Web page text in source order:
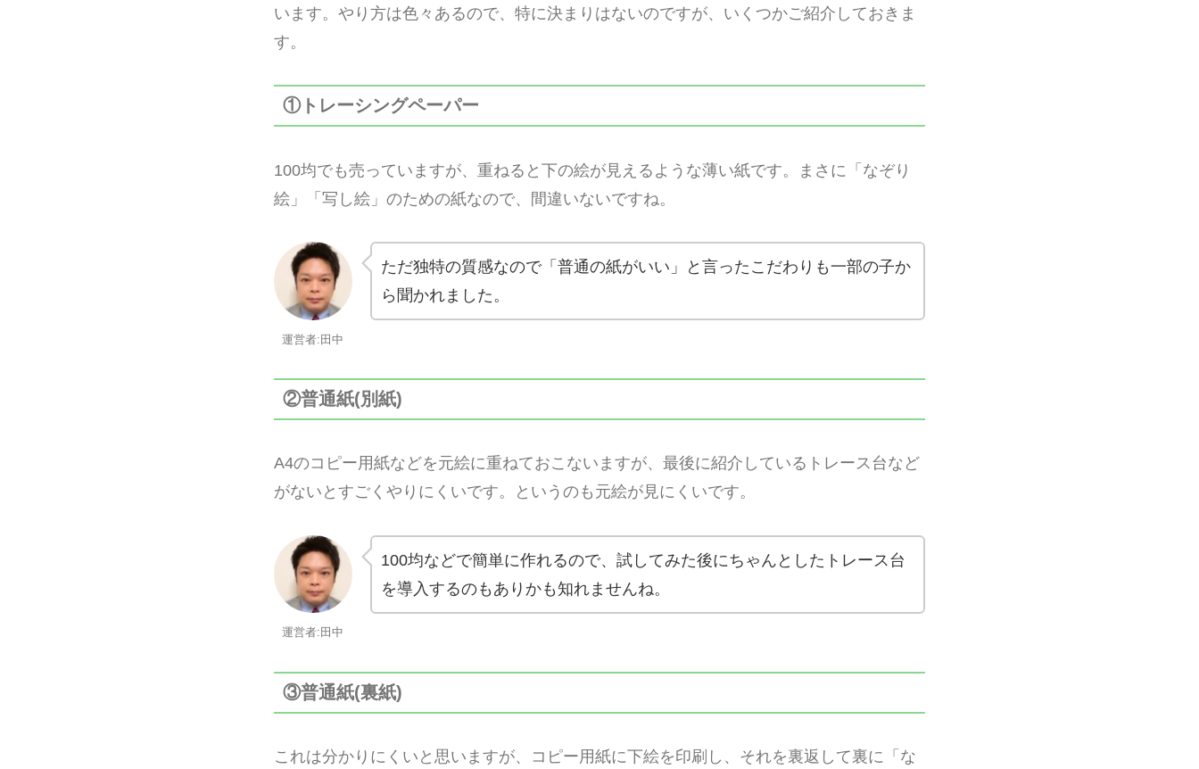
います。やり方は色々あるので、特に決まりはないのですが、いくつかご紹介しておきま
す。
①トレーシングペーパー
100均でも売っていますが、重ねると下の絵が見えるような薄い紙です。まさに「なぞり
絵」「写し絵」のための紙なので、間違いないですね。
運営者:田中
ただ独特の質感なので「普通の紙がいい」と言ったこだわりも一部の子か
ら聞かれました。
②普通紙(別紙)
A4のコピー用紙などを元絵に重ねておこないますが、最後に紹介しているトレース台など
がないとすごくやりにくいです。というのも元絵が見にくいです。
運営者:田中
100均などで簡単に作れるので、試してみた後にちゃんとしたトレース台
を導入するのもありかも知れませんね。
③普通紙(裏紙)
これは分かりにくいと思いますが、コピー用紙に下絵を印刷し、それを裏返して裏に「な